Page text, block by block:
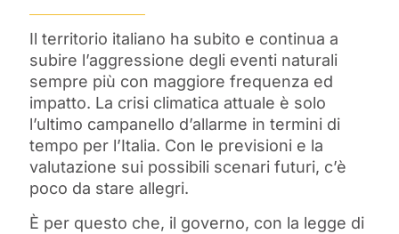
Il territorio italiano ha subito e continua a
subire l’aggressione degli eventi naturali
sempre più con maggiore frequenza ed
impatto. La crisi climatica attuale è solo
l’ultimo campanello d’allarme in termini di
tempo per l’Italia. Con le previsioni e la
valutazione sui possibili scenari futuri, c’è
poco da stare allegri.
È per questo che, il governo, con la legge di